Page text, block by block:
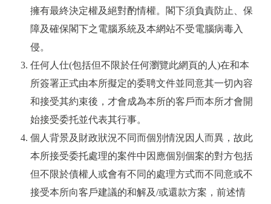
擁有最終決定權及絕對酌情權。閣下須負責防止、保
障及確保閣下之電腦系統及本網站不受電腦病毒入
侵。
任何人仕(包括但不限於任何瀏覽此網頁的人)在和本
所簽署正式由本所擬定的委聘文件並同意其一切內容
和接受其約束後，才會成為本所的客戶而本所才會開
始接受委托並代表其行事。
個人背景及財政狀況不同而個別情況因人而異，故此
本所接受委托處理的案件中因應個別個案的對方包括
但不限於債權人或會有不同的處理方式而不同意或不
接受本所向客戶建議的和解及/或還款方案，前述情